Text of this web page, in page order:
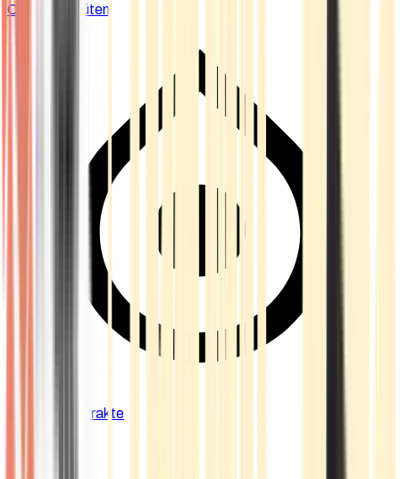
Cannabis Blüten
Cannabis Extrakte